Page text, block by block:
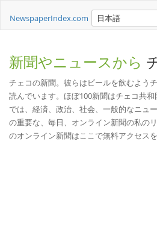
NewspaperIndex.com 日本語
新聞やニュースから
チェコの新聞。彼らはビールを飲むよう
読んでいます。ほぼ100新聞はチェコ共
では、経済、政治、社会、一般的なニュ
の重要な、毎日、オンライン新聞の私の
のオンライン新聞はここで無料アクセス